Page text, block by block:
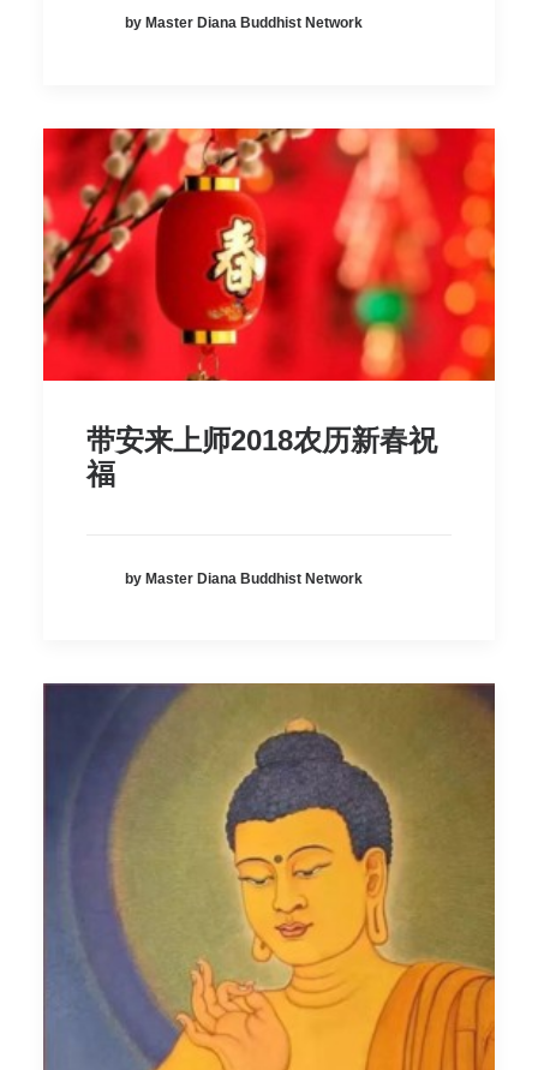
by Master Diana Buddhist Network
带安来上师2018农历新春祝
福
by Master Diana Buddhist Network